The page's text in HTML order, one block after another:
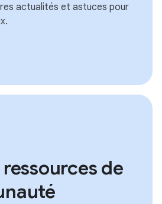
actualités et astuces pour
ressources de